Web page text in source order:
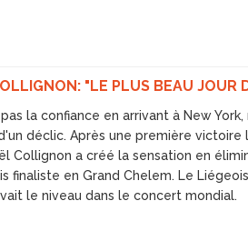
"LE PLUS BEAU JOUR
pas la confiance en arrivant à New
déclic. Après une première
Collignon a créé la sensation en
finaliste en Grand Chelem. Le
le niveau dans le concert mondial.